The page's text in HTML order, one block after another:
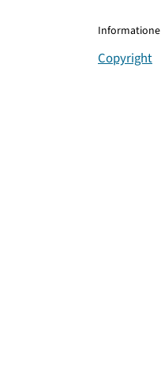
Copyright